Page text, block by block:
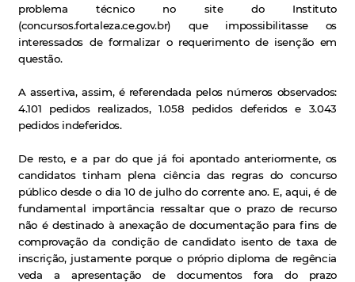
problema técnico no site do Instituto
(concursos.fortaleza.ce.gov.br) que impossibilitasse os
interessados de formalizar o requerimento de isenção em
questão.
A assertiva, assim, é referendada pelos números observados:
4.101 pedidos realizados, 1.058 pedidos deferidos e 3.043
pedidos indeferidos.
De resto, e a par do que já foi apontado anteriormente, os
candidatos tinham plena ciência das regras do concurso
público desde o dia 10 de julho do corrente ano. E, aqui, é de
fundamental importância ressaltar que o prazo de recurso
não é destinado à anexação de documentação para fins de
comprovação da condição de candidato isento de taxa de
inscrição, justamente porque o próprio diploma de regência
veda a apresentação de documentos fora do prazo